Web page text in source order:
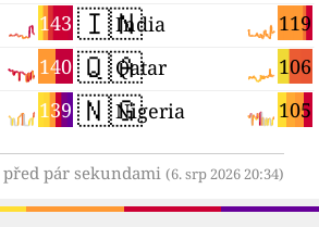
143
140
139
🇮🇳 119
India
🇶🇦 106
Qatar
🇳🇬 105
Nigeria
pár sekundami (6. srp 2026 20:34)